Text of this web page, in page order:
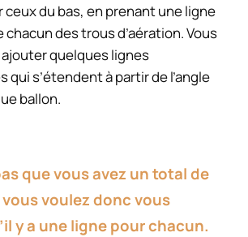
ceux du bas, en prenant une ligne
des trous d’aération. Vous
quelques lignes
qui s’étendent à partir de l’angle
ballon.
que vous avez un total de
voulez donc vous
y a une ligne pour chacun.